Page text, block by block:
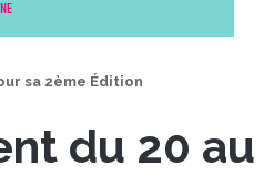
sa 2ème Édition
du 20 au